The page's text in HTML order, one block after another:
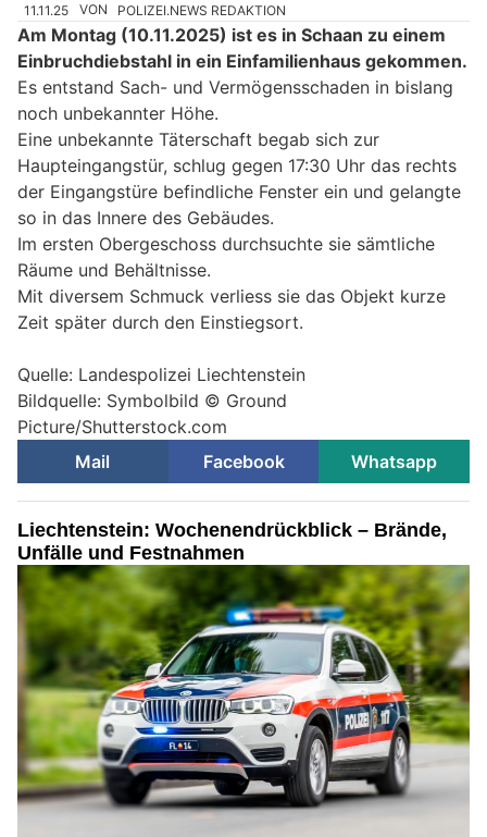
11.11.25 VON POLIZEI.NEWS REDAKTION
Am Montag (10.11.2025) ist es in Schaan zu einem
Einbruchdiebstahl in ein Einfamilienhaus gekommen.
Es entstand Sach- und Vermögensschaden in bislang
noch unbekannter Höhe.
Eine unbekannte Täterschaft begab sich zur
Haupteingangstür, schlug gegen 17:30 Uhr das rechts
der Eingangstüre befindliche Fenster ein und gelangte
so in das Innere des Gebäudes.
Im ersten Obergeschoss durchsuchte sie sämtliche
Räume und Behältnisse.
Mit diversem Schmuck verliess sie das Objekt kurze
Zeit später durch den Einstiegsort.
Quelle: Landespolizei Liechtenstein
Bildquelle: Symbolbild © Ground
Picture/Shutterstock.com
Mail
Facebook Whatsapp
Liechtenstein: Wochenendrückblick – Brände,
Unfälle und Festnahmen